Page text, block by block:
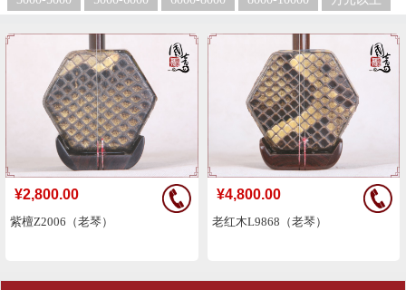
紫檀Z2006（老琴）
¥2,800.00
老红木L9868（老琴）
¥4,800.00